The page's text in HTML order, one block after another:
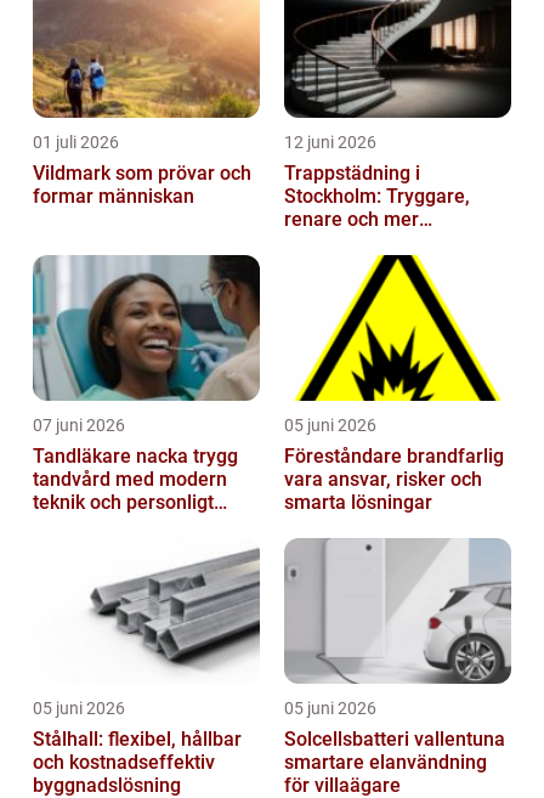
01 juli 2026
Vildmark som prövar och
formar människan
12 juni 2026
Trappstädning i
Stockholm: Tryggare,
renare och mer
07 juni 2026
Tandläkare nacka trygg
tandvård med modern
teknik och personligt
05 juni 2026
Föreståndare brandfarlig
vara ansvar, risker och
smarta lösningar
05 juni 2026
Stålhall: flexibel, hållbar
och kostnadseffektiv
byggnadslösning
05 juni 2026
Solcellsbatteri vallentuna
smartare elanvändning
för villaägare